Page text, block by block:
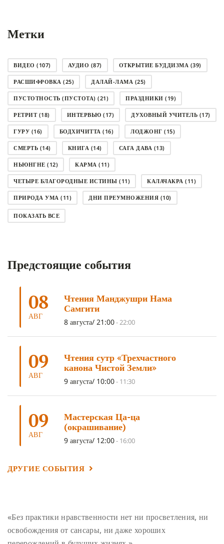
Метки
ВИДЕО (107) АУДИО (87) ОТКРЫТИЕ БУДДИЗМА (39)
РАСШИФРОВКА (25) ДАЛАЙ-ЛАМА (25)
ПУСТОТНОСТЬ (ПУСТОТА) (21) ПРАЗДНИКИ (19)
РЕТРИТ(18) ИНТЕРВЬЮ (17) ДУХОВНЫЙ УЧИТЕЛЬ (17)
ГУРУ (16) БОДХИЧИТТА (16) ЛОДЖОНГ (15)
СМЕРТЬ (14) КНИГА (14) САГА ДАВА (13)
НЬЮНГНЕ (12) КАРМА (11)
ЧЕТЫРЕ БЛАГОРОДНЫЕ ИСТИНЫ (11) КАЛАЧАКРА (11)
ПРИРОДА УМА (11) ДНИ ПРЕУМНОЖЕНИЯ (10)
СОВЕТ(10)
АНАЛИТИЧЕСКАЯ МЕДИТАЦИЯ(7)
ТРИ ОСНОВЫ ПУТИ(5) ЛХАБАБ ДУЧЕН (5)
ОЧИСТИТЕЛЬНЫЕ ПРАКТИКИ
УМ И ЕГО ПОТЕНЦИАЛ
ОТРЕЧЕНИЕ
ПОДНОШЕНИЯ (4) ВОСЕМЬ СТРОФ(4)
ГАНДЕН ЛХАГЬЯМА(3) РАВНОСТНОСТЬ
ШАМАТХА(3) НИРВАНА(3) СХЕМЫ ЛАМРИМА(3)
ТРЕНИРОВКА УМА(3) МОНАШЕСТВО
ПРЕДВАРИТЕЛЬНЫЕ ПРАКТИКИ(3)
ЧОКОР ДЮЧЕН (3)
ПРОИСХОЖДЕНИЯ(2)
ПАМЯТКА ПРАДЖНЯПАРАМИТА (2)
ПОКАЗАТЬ ВСЕ
Предстоящие события
08
АВГ
Чтения Манджушри Нама
Самгити
8 августа/ 21:00-22:00
09
АВГ
Чтения сутр «Трехчастного
канона Чистой Земли»
9 августа/ 10:00- 11:30
09
АВГ
Мастерская Ца-ца
(окрашивание)
9 августа/ 12:00- 16:00
ДРУГИЕ СОБЫТИЯ
«Без практики нравственности нет ни просветления, ни
освобождения от сансары, ни даже хороших